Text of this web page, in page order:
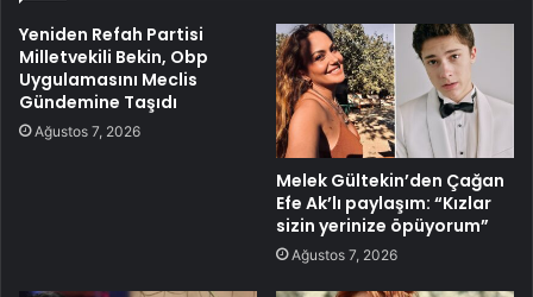
Yeniden Refah Partisi
Milletvekili Bekin, Obp
Uygulamasını Meclis
Gündemine Taşıdı
Ağustos 7, 2026
Melek Gültekin’den Çağan
Efe Ak’lı paylaşım: “Kızlar
sizin yerinize öpüyorum”
Ağustos 7, 2026